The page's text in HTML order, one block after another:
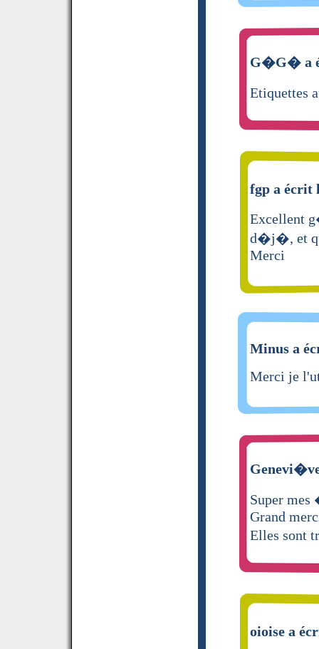
G�G� a
Etiquettes
fgp a écrit
Excellent
d�j�, et
Merci
Minus a
Merci je
Super
Grand
Elles sont
oioise a